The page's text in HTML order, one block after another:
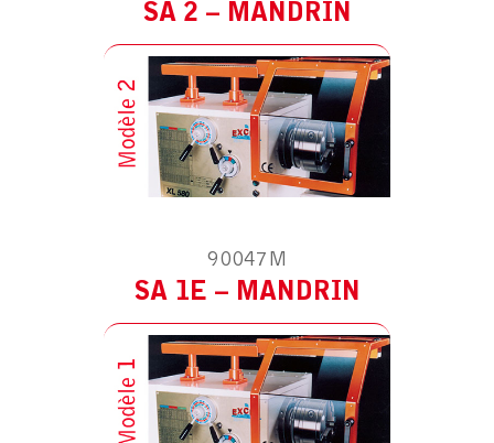
SA 2 – MANDRIN
90047M
SA 1E – MANDRIN
MODÈLE : POUR TOUR